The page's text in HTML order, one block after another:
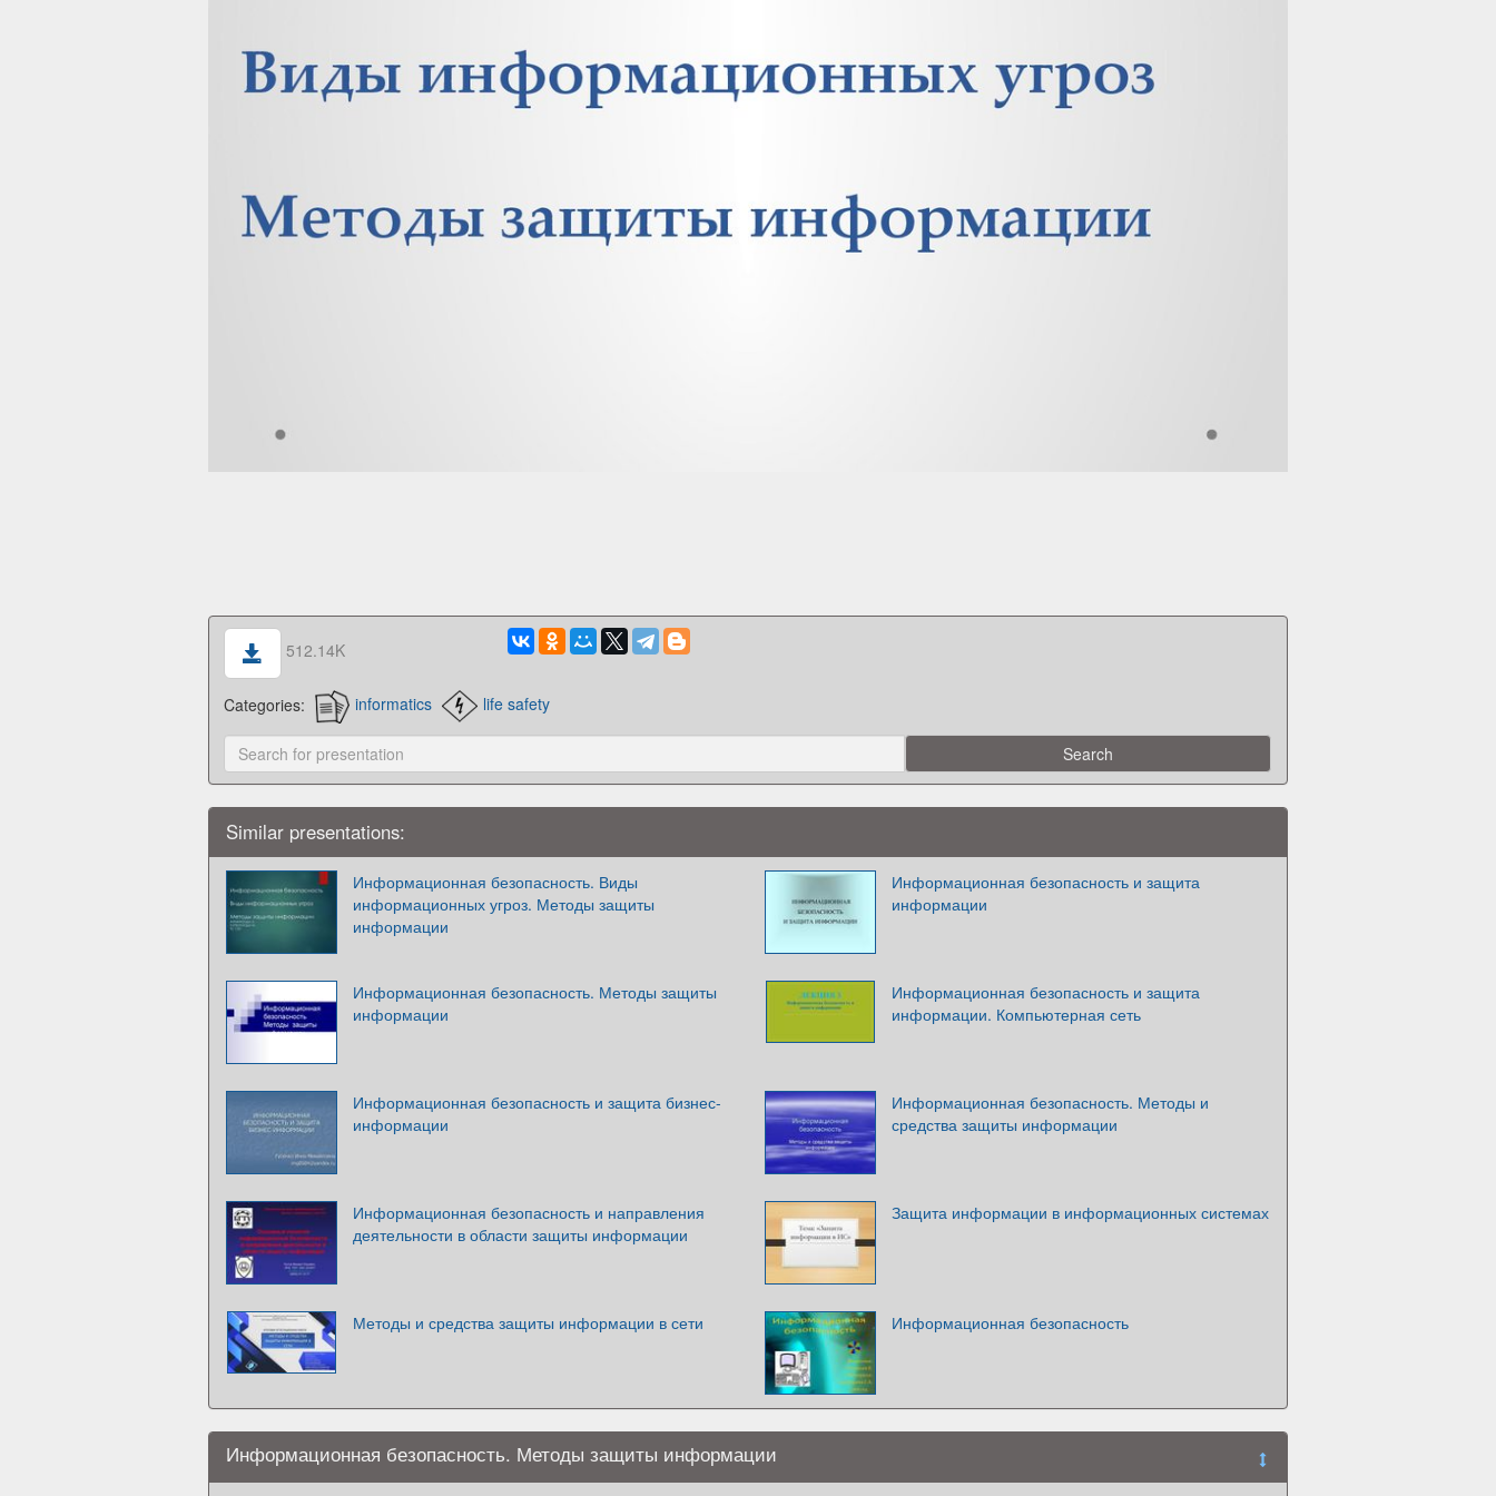
512.14K
Categories: informatics life safety
Similar presentations:
Информационная безопасность. Виды
информационных угроз. Методы защиты
информации
Информационная безопасность и защита
информации
Информационная безопасность. Методы защиты
информации
Информационная безопасность и защита
информации. Компьютерная сеть
Информационная безопасность и защита бизнес-
информации
Информационная безопасность. Методы и
средства защиты информации
Информационная безопасность и направления
деятельности в области защиты информации
Защита информации в информационных системах
Методы и средства защиты информации в сети Информационная безопасность
Информационная безопасность. Методы защиты информации